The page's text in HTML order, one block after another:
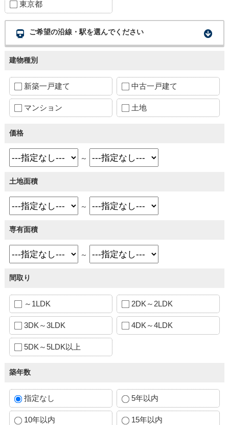
東京都
ご希望の沿線・駅を選んでください
建物種別
新築一戸建て 中古一戸建て
マンション 土地
価格
～
土地面積
～
専有面積
～
間取り
～1LDK 2DK～2LDK
3DK～3LDK 4DK～4LDK
5DK～5LDK以上
築年数
指定なし 5年以内
10年以内 15年以内